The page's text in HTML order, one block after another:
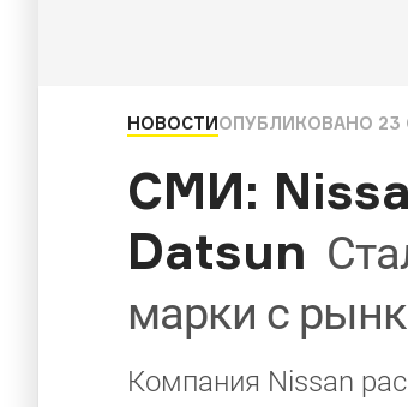
НОВОСТИОПУБЛИКОВАНО 23
СМИ:
Datsun
марки с
Компания Nissan